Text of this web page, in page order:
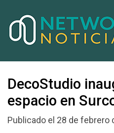
DecoStudio
espacio en
Publicado el 28 de febrero